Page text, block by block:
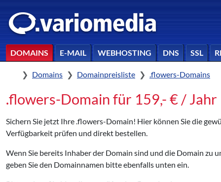
DOMAINS E-MAIL WEBHOSTING DNS SSL
HomeDomains Domainpreisliste .flowers-Domains
.flowers-Domain für 159,- € /
Sichern Sie jetzt Ihre .flowers-Domain! Hier können Sie die
Verfügbarkeit prüfen und direkt bestellen.
Wenn Sie bereits Inhaber der Domain sind und die Domain zu
geben Sie den Domainnamen bitte ebenfalls unten ein.